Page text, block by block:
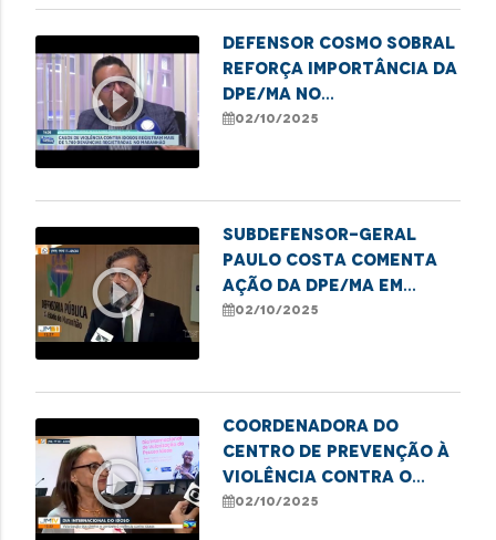
play_circle_outline
Defensor Cosmo Sobral
reforça importância da
DPE/MA no
enfrentamento à
02/10/2025
play_circle_outline
Subdefensor-geral
Paulo Costa comenta
ação da DPE/MA em
alusão ao Dia da
02/10/2025
play_circle_outline
Coordenadora do
Centro de Prevenção à
Violência contra o
Idoso da DPE/MA, Isabel
02/10/2025